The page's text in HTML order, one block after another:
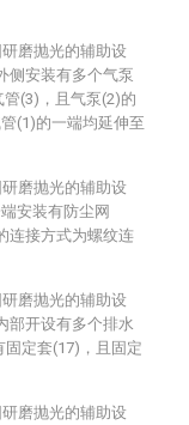
磨抛光的辅助设
侧安装有多个气泵
(3)，且气泵(2)的
(1)的一端均延伸至
磨抛光的辅助设
安装有防尘网
连接方式为螺纹连
磨抛光的辅助设
部开设有多个排水
定套(17)，且固定
磨抛光的辅助设